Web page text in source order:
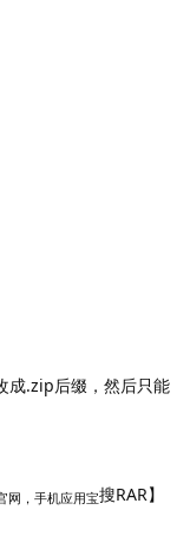
成.zip后缀，然后只能
网，手机应用宝搜RAR】